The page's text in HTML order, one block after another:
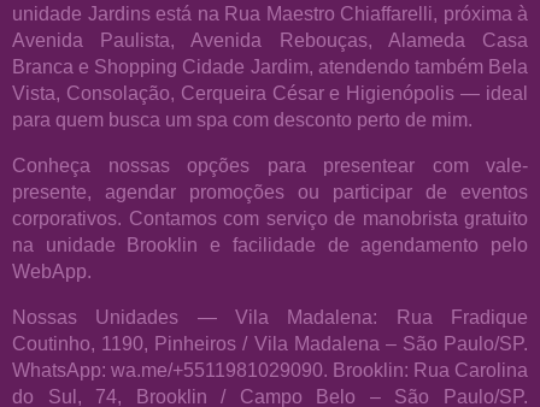
unidade Jardins está na Rua Maestro Chiaffarelli, próxima à
Avenida Paulista, Avenida Rebouças, Alameda Casa
Branca e Shopping Cidade Jardim, atendendo também Bela
Vista, Consolação, Cerqueira César e Higienópolis — ideal
para quem busca um spa com desconto perto de mim.
Conheça nossas opções para presentear com vale-
presente, agendar promoções ou participar de eventos
corporativos. Contamos com serviço de manobrista gratuito
na unidade Brooklin e facilidade de agendamento pelo
WebApp.
Nossas Unidades — Vila Madalena: Rua Fradique
Coutinho, 1190, Pinheiros / Vila Madalena – São Paulo/SP.
WhatsApp: wa.me/+5511981029090. Brooklin: Rua Carolina
do Sul, 74, Brooklin / Campo Belo – São Paulo/SP.